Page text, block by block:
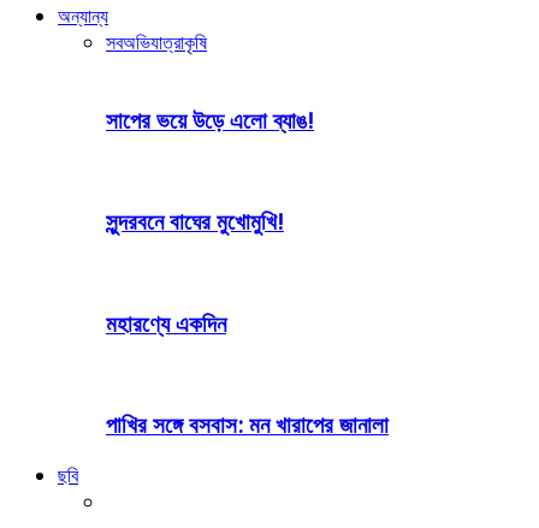
অন্যান্য
সবঅভিযাত্রাকৃষি
সাপের ভয়ে উড়ে এলো ব্যাঙ!
সুন্দরবনে বাঘের মুখোমুখি!
মহারণ্যে একদিন
পাখির সঙ্গে বসবাস: মন খারাপের জানালা
ছবি